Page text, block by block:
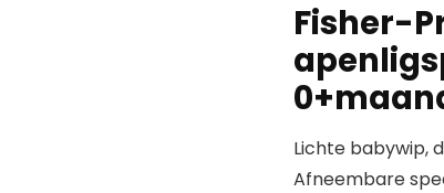
Fisher-
Lichte babywip,
Afneembare